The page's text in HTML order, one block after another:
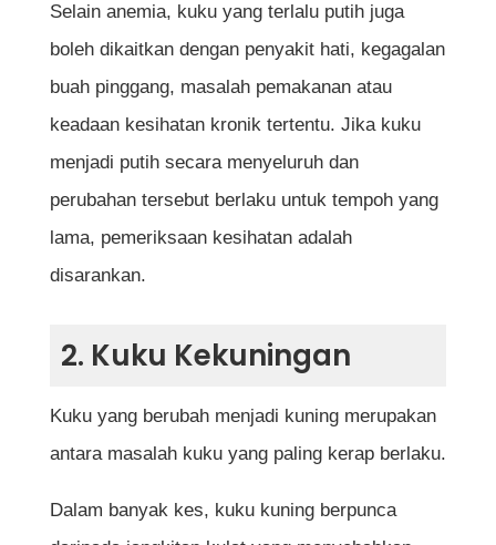
Selain anemia, kuku yang terlalu putih juga
boleh dikaitkan dengan penyakit hati, kegagalan
buah pinggang, masalah pemakanan atau
keadaan kesihatan kronik tertentu. Jika kuku
menjadi putih secara menyeluruh dan
perubahan tersebut berlaku untuk tempoh yang
lama, pemeriksaan kesihatan adalah
disarankan.
2. Kuku Kekuningan
Kuku yang berubah menjadi kuning merupakan
antara masalah kuku yang paling kerap berlaku.
Dalam banyak kes, kuku kuning berpunca